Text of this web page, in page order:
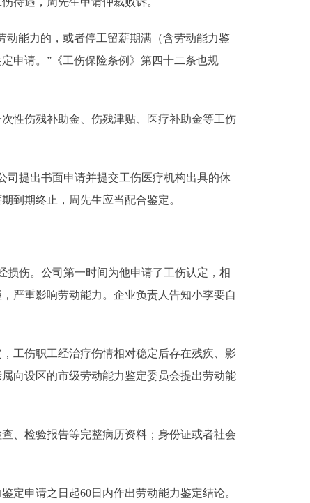
能力的，或者停工留薪期满（含劳动能力鉴
申请。”《工伤保险条例》第四十二条也规
性伤残补助金、伤残津贴、医疗补助金等工伤
提出书面申请并提交工伤医疗机构出具的休
到期终止，周先生应当配合鉴定。
伤。公司第一时间为他申请了工伤认定，相
严重影响劳动能力。企业负责人告知小李要自
工伤职工经治疗伤情相对稳定后存在残疾、影
向设区的市级劳动能力鉴定委员会提出劳动能
、检验报告等完整病历资料；身份证或者社会
申请之日起60日内作出劳动能力鉴定结论。